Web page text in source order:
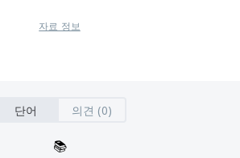
자료 정보
단어 의견 (0)
📚